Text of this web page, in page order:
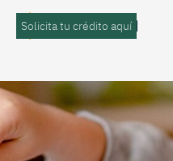
Solicita tu crédito aquí